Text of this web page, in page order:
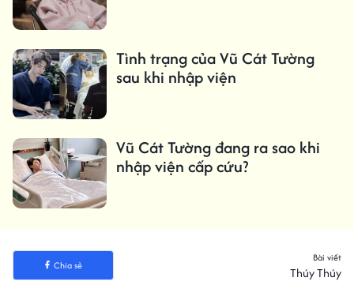
Tình trạng của Vũ Cát Tường
sau khi nhập viện
Vũ Cát Tường đang ra sao khi
nhập viện cấp cứu?
Chia sẻ
Bài viết
Thúy Thúy